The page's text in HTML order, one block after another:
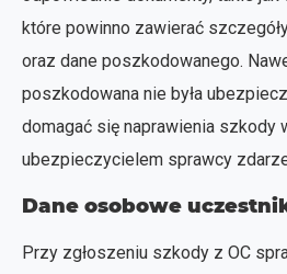
które powinno zawierać
oraz dane poszkodowanego.
poszkodowana nie była
domagać się naprawienia szkody
ubezpieczycielem sprawcy
Dane osobowe
Przy zgłoszeniu szkody z OC